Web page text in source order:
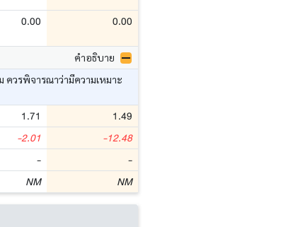
0.00 0.00
คำอธิบาย
วรพิจารณาว่ามีความเหมาะ
1.71 1.49
-2.01 -12.48
- -
NM NM